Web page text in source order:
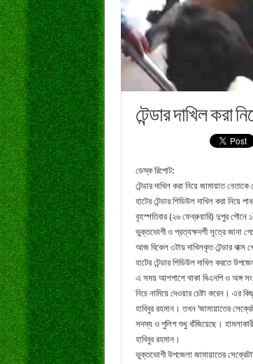
টেন্ডার দাখিল করা
ডেস্ক রিপোট:
টেন্ডার দাখিল করা নিয়ে জামায়াত নেতাকে
হাটের টেন্ডার শিডিউল দাখিল করা নিয়ে
বৃহস্পতিবার (২৬ ফেব্রুয়ারি) দুপুর পৌনে
ভুক্তভোগী ও প্রত্যক্ষদর্শী সূত্রে জানা
আজ বিকেল ৩টায় দাখিলকৃত টেন্ডার বাক্স
হাটের টেন্ডার শিডিউল দাখিল করতে
এ সময় আশপাশে থাকা বিএনপি ও অঙ্গ
নিচে নামিয়ে দেওয়ার চেষ্টা করেন।
হাবিবুর রহমান। তখন ‘জামায়াতের
সদস্য ও পুলিশ শুধু বাঁজিয়েছে।
হাবিবুর রহমান।
ভুক্তভোগী উপজেলা জামায়াতের